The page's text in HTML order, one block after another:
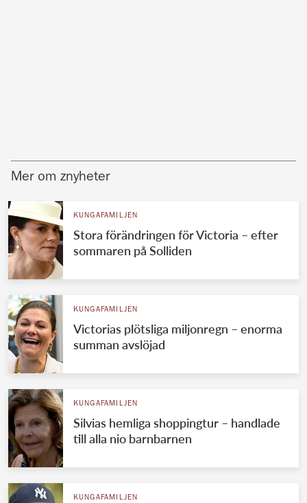
Mer om znyheter
KUNGAFAMILJEN
Stora förändringen för Victoria – efter
sommaren på Solliden
KUNGAFAMILJEN
Victorias plötsliga miljonregn – enorma
summan avslöjad
KUNGAFAMILJEN
Silvias hemliga shoppingtur – handlade
till alla nio barnbarnen
KUNGAFAMILJEN